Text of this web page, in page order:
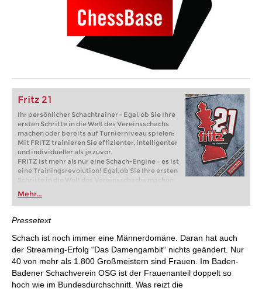
Fritz 21
Ihr persönlicher Schachtrainer - Egal, ob Sie Ihre
ersten Schritte in die Welt des Vereinsschachs
machen oder bereits auf Turnierniveau spielen:
Mit FRITZ trainieren Sie effizienter, intelligenter
und individueller als je zuvor.
FRITZ ist mehr als nur eine Schach-Engine – es ist
eine Trainingsrevolution! Egal, ob Sie Ihre ersten
Schritte in die Welt des Vereinsschachs machen
oder bereits auf Turnierniveau spielen: Mit
FRITZ trainieren Sie effizienter, intelligenter und
individueller als je zuvor.
Mehr...
Pressetext
Schach ist noch immer eine Männerdomäne. Daran hat auch
der Streaming-Erfolg “Das Damengambit“ nichts geändert. Nur
40 von mehr als 1.800 Großmeistern sind Frauen. Im Baden-
Badener Schachverein OSG ist der Frauenanteil doppelt so
hoch wie im Bundesdurchschnitt. Was reizt die